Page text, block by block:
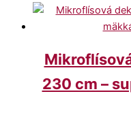
230 cm –